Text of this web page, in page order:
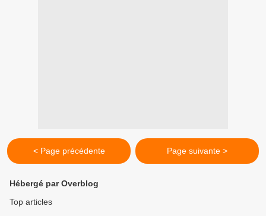
< Page précédente Page suivante >
Hébergé par Overblog
Top articles